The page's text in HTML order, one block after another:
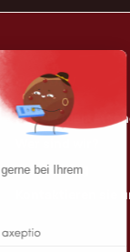
Borrelly
Unser
Our katalog
Kontaktieren sie